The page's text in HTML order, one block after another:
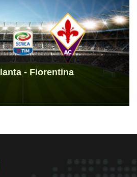
- Fiorentina